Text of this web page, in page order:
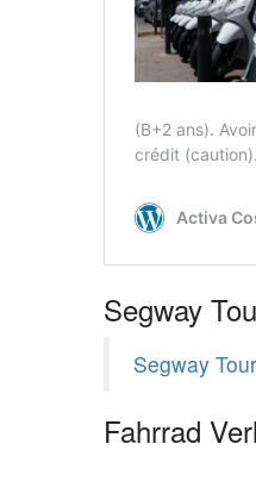
Segway
Segway
Fahrrad